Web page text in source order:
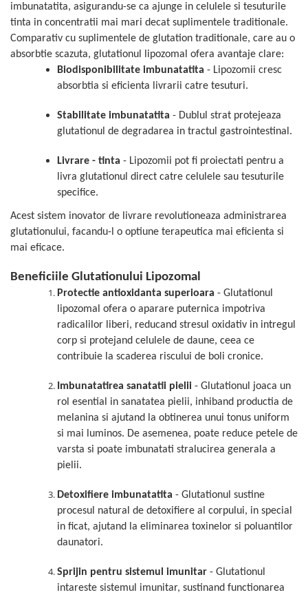
imbunatatita, asigurandu-se ca ajunge in celulele si tesuturile
tinta in concentratii mai mari decat suplimentele traditionale.
Comparativ cu suplimentele de glutation traditionale, care au o
absorbtie scazuta, glutationul lipozomal ofera avantaje clare:
Biodisponibilitate imbunatatita - Lipozomii cresc
absorbtia si eficienta livrarii catre tesuturi.
Stabilitate imbunatatita - Dublul strat protejeaza
glutationul de degradarea in tractul gastrointestinal.
Livrare - tinta - Lipozomii pot fi proiectati pentru a
livra glutationul direct catre celulele sau tesuturile
specifice.
Acest sistem inovator de livrare revolutioneaza administrarea
glutationului, facandu-l o optiune terapeutica mai eficienta si
mai eficace.
Beneficiile Glutationului Lipozomal
Protectie antioxidanta superioara - Glutationul
lipozomal ofera o aparare puternica impotriva
radicalilor liberi, reducand stresul oxidativ in intregul
corp si protejand celulele de daune, ceea ce
contribuie la scaderea riscului de boli cronice.
Imbunatatirea sanatatii pielii - Glutationul joaca un
rol esential in sanatatea pielii, inhiband productia de
melanina si ajutand la obtinerea unui tonus uniform
si mai luminos. De asemenea, poate reduce petele de
varsta si poate imbunatati stralucirea generala a
pielii.
Detoxifiere imbunatatita - Glutationul sustine
procesul natural de detoxifiere al corpului, in special
in ficat, ajutand la eliminarea toxinelor si poluantilor
daunatori.
Sprijin pentru sistemul imunitar - Glutationul
intareste sistemul imunitar, sustinand functionarea